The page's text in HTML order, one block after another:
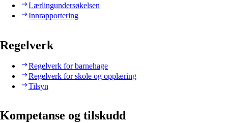
Lærlingundersøkelsen
Innrapportering
Regelverk
Regelverk for barnehage
Regelverk for skole og opplæring
Tilsyn
Kompetanse og tilskudd